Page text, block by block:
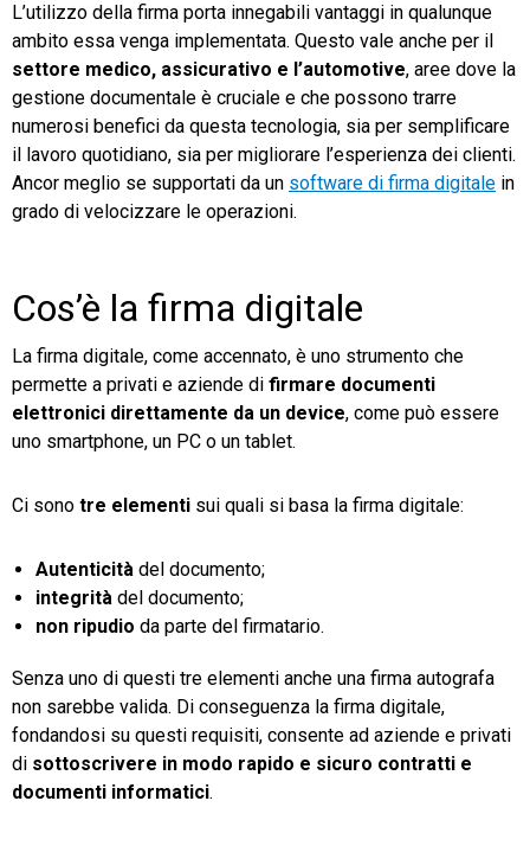
L’utilizzo della firma porta innegabili vantaggi in qualunque
ambito essa venga implementata. Questo vale anche per il
settore medico, assicurativo e l’automotive, aree dove la
gestione documentale è cruciale e che possono trarre
numerosi benefici da questa tecnologia, sia per semplificare
il lavoro quotidiano, sia per migliorare l’esperienza dei clienti.
Ancor meglio se supportati da un software di firma digitale in
grado di velocizzare le operazioni.
Cos’è la firma digitale
La firma digitale, come accennato, è uno strumento che
permette a privati e aziende di firmare documenti
elettronici direttamente da un device, come può essere
uno smartphone, un PC o un tablet.
Ci sono tre elementi sui quali si basa la firma digitale:
Autenticità del documento;
integrità del documento;
non ripudio da parte del firmatario.
Senza uno di questi tre elementi anche una firma autografa
non sarebbe valida. Di conseguenza la firma digitale,
fondandosi su questi requisiti, consente ad aziende e privati
di sottoscrivere in modo rapido e sicuro contratti e
documenti informatici.